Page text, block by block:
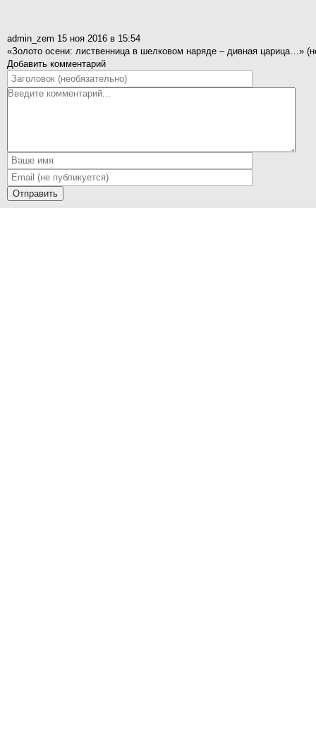
admin_zem 15 ноя 2016 в 15:54
«Золото осени: лиственница в шелковом наряде – дивная царица…»
Добавить комментарий
Отправить